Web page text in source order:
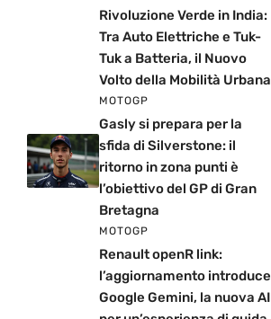
Rivoluzione Verde in India:
Tra Auto Elettriche e Tuk-
Tuk a Batteria, il Nuovo
Volto della Mobilità Urbana
MOTOGP
Gasly si prepara per la
sfida di Silverstone: il
ritorno in zona punti è
l’obiettivo del GP di Gran
Bretagna
MOTOGP
Renault openR link:
l’aggiornamento introduce
Google Gemini, la nuova AI